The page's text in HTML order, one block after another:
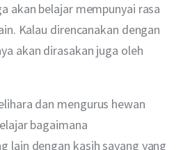
akan belajar mempunyai rasa
Kalau direncanakan dengan
akan dirasakan juga oleh
dan mengurus hewan
bagaimana
lain dengan kasih sayang yang